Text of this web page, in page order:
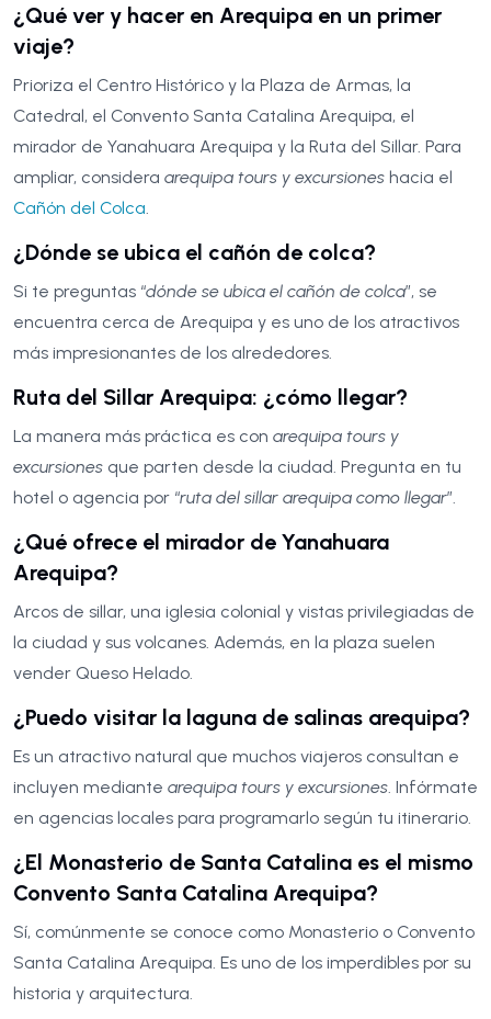
¿Qué ver y hacer en Arequipa en un primer
viaje?
Prioriza el Centro Histórico y la Plaza de Armas, la
Catedral, el Convento Santa Catalina Arequipa, el
mirador de Yanahuara Arequipa y la Ruta del Sillar. Para
ampliar, considera arequipa tours y excursiones hacia el
Cañón del Colca
¿Dónde se ubica el cañón de colca?
Si te preguntas “dónde se ubica el cañón de colca”, se
encuentra cerca de Arequipa y es uno de los atractivos
más impresionantes de los alrededores.
Ruta del Sillar Arequipa: ¿cómo llegar?
La manera más práctica es con arequipa tours y
excursiones que parten desde la ciudad. Pregunta en tu
hotel o agencia por “ruta del sillar arequipa como llegar”.
¿Qué ofrece el mirador de Yanahuara
Arequipa?
Arcos de sillar, una iglesia colonial y vistas privilegiadas de
la ciudad y sus volcanes. Además, en la plaza suelen
vender Queso Helado.
¿Puedo visitar la laguna de salinas arequipa?
Es un atractivo natural que muchos viajeros consultan e
incluyen mediante arequipa tours y excursiones . Infórmate
en agencias locales para programarlo según tu itinerario.
¿El Monasterio de Santa Catalina es el mismo
Convento Santa Catalina Arequipa?
Sí, comúnmente se conoce como Monasterio o Convento
Santa Catalina Arequipa. Es uno de los imperdibles por su
historia y arquitectura.